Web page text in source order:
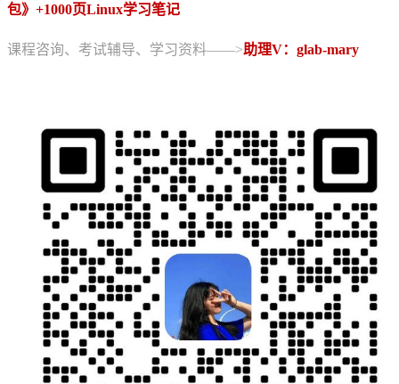
包》+1000页Linux学习笔记
课程咨询、考试辅导、学习资料——>助理V：glab-mary